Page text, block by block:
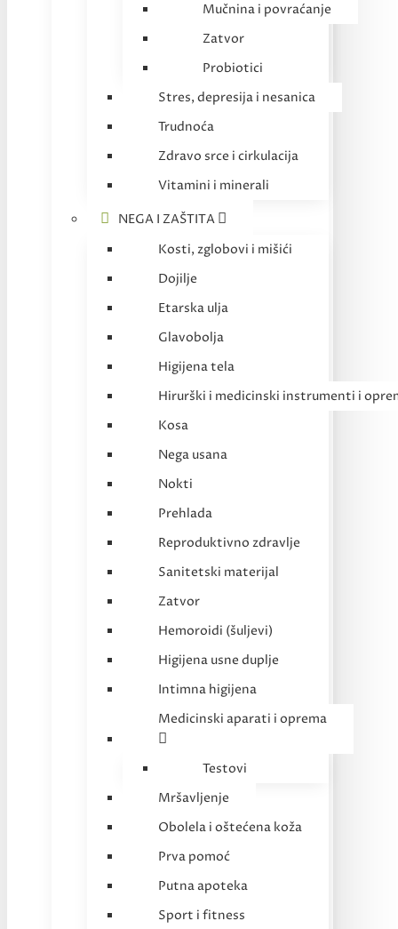
Mučnina i povraćanje
Zatvor
Probiotici
Stres, depresija i nesanica
Trudnoća
Zdravo srce i cirkulacija
Vitamini i minerali
NEGA I ZAŠTITA
Kosti, zglobovi i mišići
Dojilje
Etarska ulja
Glavobolja
Higijena tela
Hirurški i medicinski instrumenti i
Kosa
Nega usana
Nokti
Prehlada
Reproduktivno zdravlje
Sanitetski materijal
Zatvor
Hemoroidi (šuljevi)
Higijena usne duplje
Intimna higijena
Medicinski aparati i oprema
Testovi
Mršavljenje
Obolela i oštećena koža
Prva pomoć
Putna apoteka
Sport i fitness